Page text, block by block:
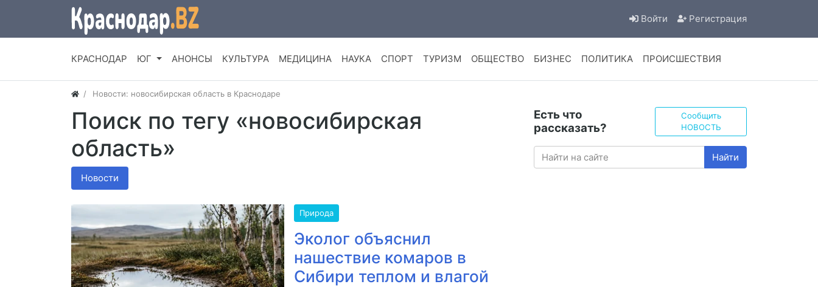
Войти Регистрация
КРАСНОДАР ЮГ АНОНСЫ КУЛЬТУРА МЕДИЦИНА НАУКА СПОРТ ТУРИЗМ ОБЩЕСТВО БИЗНЕС ПОЛИТИКА ПРОИСШЕСТВИЯ
Новости: новосибирская область в Краснодаре
Поиск по тегу «новосибирская
область»
Новости
Природа
Эколог объяснил
нашествие комаров в
Сибири теплом и влагой
Есть что
рассказать?
Сообщить
НОВОСТЬ
Найти